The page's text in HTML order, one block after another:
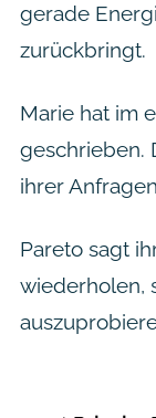
gerade
zurückbringt.
Marie hat im
geschrieben.
ihrer
Pareto sagt
wiederholen,